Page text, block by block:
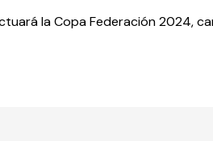
la Copa Federación 2024,